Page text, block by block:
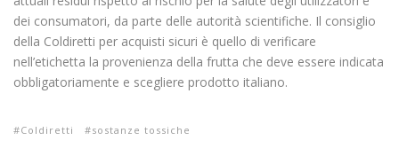
dei consumatori, da parte delle autorità scientifiche. Il consiglio
della Coldiretti per acquisti sicuri è quello di verificare
nell’etichetta la provenienza della frutta che deve essere indicata
obbligatoriamente e scegliere prodotto italiano.
Coldiretti sostanze tossiche